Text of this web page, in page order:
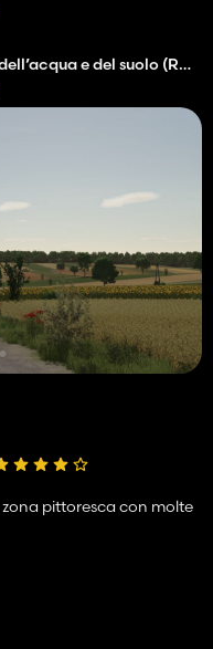
pittoresca con molte
Gestione realistica dell’acqua e del suolo (RWSM)